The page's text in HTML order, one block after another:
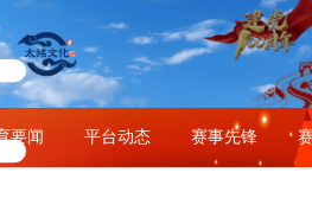
要闻 平台动态 赛事先锋